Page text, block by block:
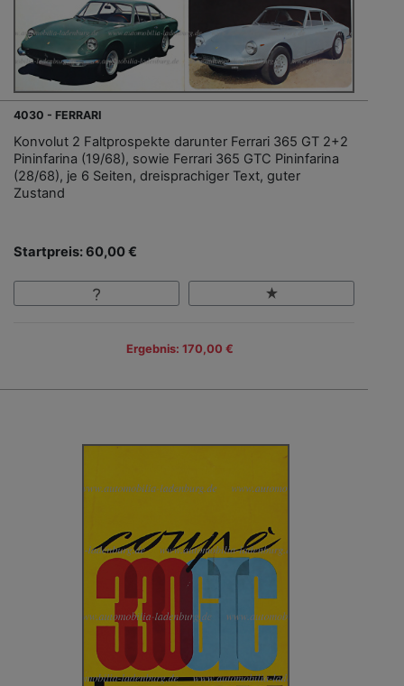
4030 - FERRARI
Konvolut 2 Faltprospekte darunter Ferrari 365 GT 2+2
Pininfarina (19/68), sowie Ferrari 365 GTC Pininfarina
(28/68), je 6 Seiten, dreisprachiger Text, guter
Zustand
Startpreis: 60,00 €
Ergebnis: 170,00 €